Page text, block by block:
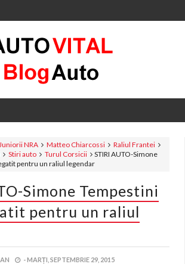
NRA Matteo Chiarcossi
Raliul Frantei
Stiri auto Turul Corsicii
STIRI AUTO-Simone
pentru un raliul legendar
Simone Tempestini
pentru un raliul
-MARȚI, SEPTEMBRIE 29, 2015